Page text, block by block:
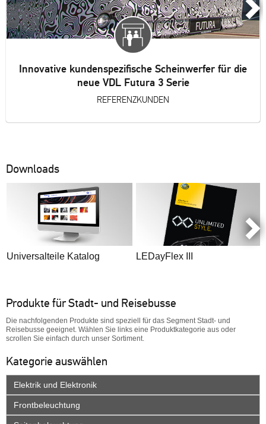
Innovative kundenspezifische Scheinwerfer für die
neue VDL Futura 3 Serie
REFERENZKUNDEN
Downloads
Universalteile Katalog LEDayFlex III
Produkte für Stadt- und Reisebusse
Die nachfolgenden Produkte sind speziell für das Segment Stadt- und
Reisebusse geeignet. Wählen Sie links eine Produktkategorie aus oder
scrollen Sie einfach durch unser Sortiment.
Kategorie auswählen
Elektrik und Elektronik
Beleuchtungs- und Karosseriekomponenten
Frontbeleuchtung